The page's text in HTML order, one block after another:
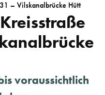
– Vilskanalbrücke Hütt
voraussichtlich